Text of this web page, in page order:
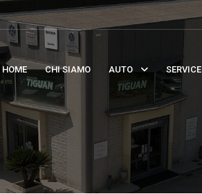
HOME CHI SIAMO AUTO SERVICE